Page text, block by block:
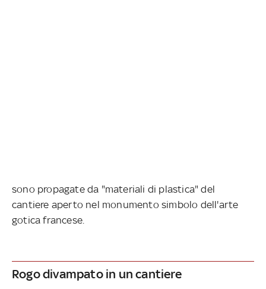
sono propagate da "materiali di plastica" del
cantiere aperto nel monumento simbolo dell'arte
gotica francese.
Rogo divampato in un cantiere